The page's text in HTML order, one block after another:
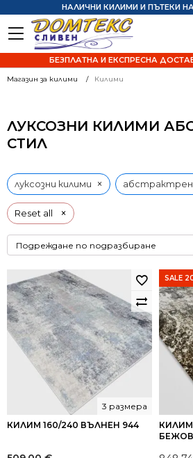
НАЛИЧНИ КИЛИМИ И ПЪТЕКИ
БЕЗПЛАТНА И ЕКСПРЕСНА
Магазин за килими Килими
ЛУКСОЗНИ КИЛИМИ
СТИЛ
Reset all ×
луксозни килими × абстрактрен
КИЛИМ 160/240 ВЪЛНЕН 944
3 размера
SALE
КИЛИМ
БЕЖОВ